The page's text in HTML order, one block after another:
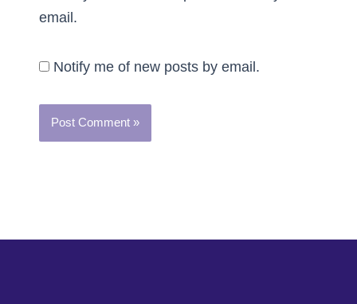
email.
Notify me of new posts by email.